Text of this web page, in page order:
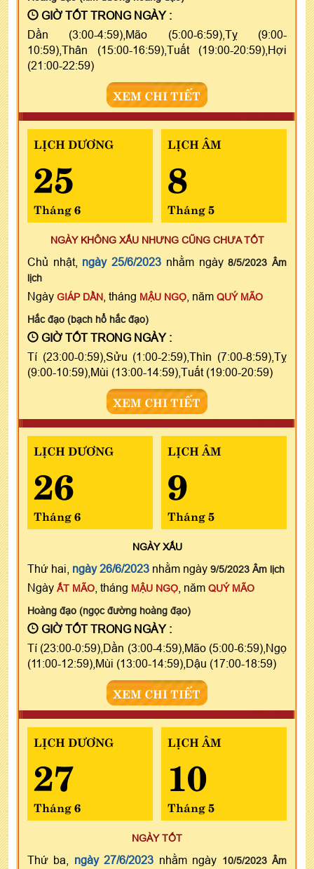
GIỜ TỐT TRONG NGÀY :
Dần (3:00-4:59),Mão (5:00-6:59),Tỵ (9:00-
10:59),Thân (15:00-16:59),Tuất (19:00-20:59),Hợi
(21:00-22:59)
XEM CHI TIẾT
LỊCH DƯƠNG
25
Tháng 6
LỊCH ÂM
8
Tháng 5
NGÀY KHÔNG XẤU NHƯNG CŨNG CHƯA TỐT
Chủ nhật, ngày 25/6/2023 nhằm ngày8/5/2023 Âm
lịch
Ngày GIÁP DẦN , tháng MẬU NGỌ , năm QUÝ MÃO
Hắc đạo (bạch hổ hắc đạo)
GIỜ TỐT TRONG NGÀY :
Tí (23:00-0:59),Sửu (1:00-2:59),Thìn (7:00-8:59),Tỵ
(9:00-10:59),Mùi (13:00-14:59),Tuất (19:00-20:59)
XEM CHI TIẾT
LỊCH DƯƠNG
26
Tháng 6
LỊCH ÂM
9
Tháng 5
NGÀYXẤU
Thứ hai, ngày 26/6/2023 nhằm ngày 9/5/2023 Âm lịch
Ngày ẤT MÃO , tháng MẬU NGỌ , năm QUÝ MÃO
Hoàng đạo (ngọc đường hoàng đạo)
GIỜ TỐT TRONG NGÀY :
Tí (23:00-0:59),Dần (3:00-4:59),Mão (5:00-6:59),Ngọ
(11:00-12:59),Mùi (13:00-14:59),Dậu (17:00-18:59)
XEM CHI TIẾT
LỊCH DƯƠNG
27
Tháng 6
LỊCH ÂM
10
Tháng 5
NGÀY TỐT
Thứ ba, ngày 27/6/2023 nhằm ngày 10/5/2023 Âm